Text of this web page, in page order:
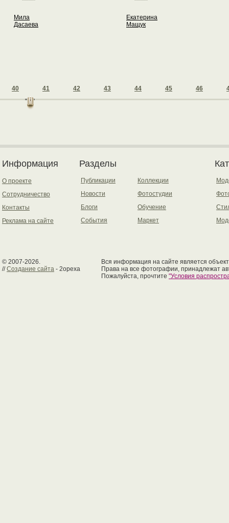
Мила
Дасаева
Екатерина
Мащук
40 41 42 43 44 45 46
Информация
О проекте
Сотрудничество
Контакты
Реклама на сайте
Разделы
Публикации
Новости
Блоги
События
Коллекции
Фотостудии
Обучение
Маркет
© 2007-2026.
//Создание сайта - 2opexa
Вся информация на сайте является
Права на все фотографии, принадлежат
Пожалуйста, прочтите "Условия